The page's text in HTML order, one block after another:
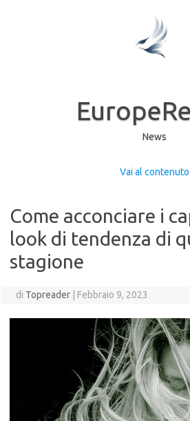
News
Vai al contenuto
Come acconciare i
look di tendenza di
stagione
di Topreader Febbraio 9, 2023